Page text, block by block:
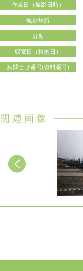
作成日（撮影日時）
撮影場所
分類
収蔵日（格納日）
お問合せ番号(資料番号)